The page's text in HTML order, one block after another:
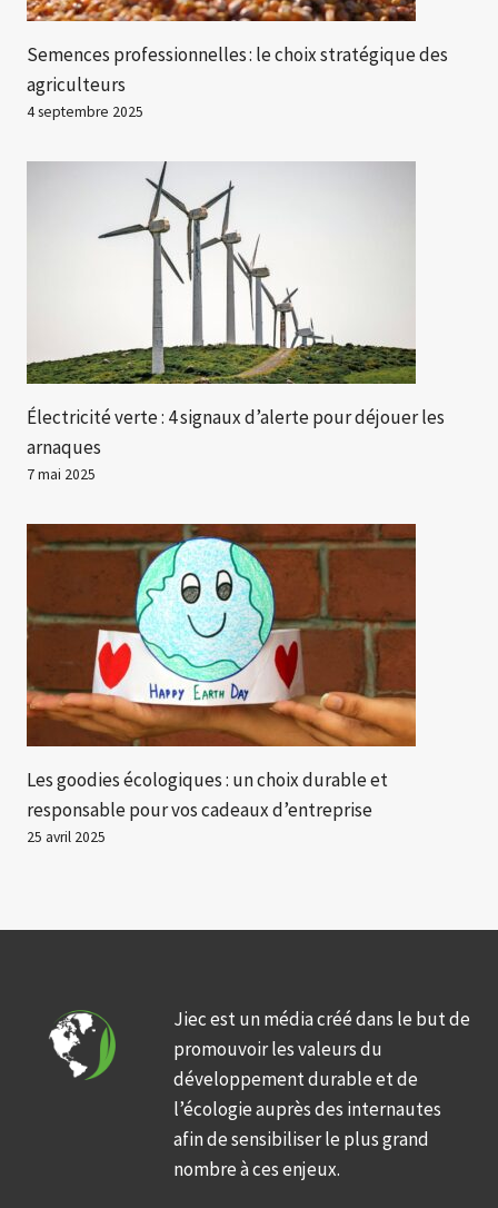
Semences professionnelles : le choix stratégique des
agriculteurs
4 septembre 2025
Électricité verte : 4 signaux d’alerte pour déjouer les
arnaques
7 mai 2025
Les goodies écologiques : un choix durable et
responsable pour vos cadeaux d’entreprise
25 avril 2025
Jiec est un média créé dans le but de
promouvoir les valeurs du
développement durable et de
l’écologie auprès des internautes
afin de sensibiliser le plus grand
nombre à ces enjeux.